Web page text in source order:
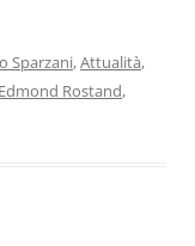
vi
di
Sparzani,Attualità,
Edmond Rostand,